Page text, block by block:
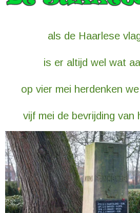
als de Haarlese
is er altijd wel wat
op vier mei herdenken
vijf mei de bevrijding van